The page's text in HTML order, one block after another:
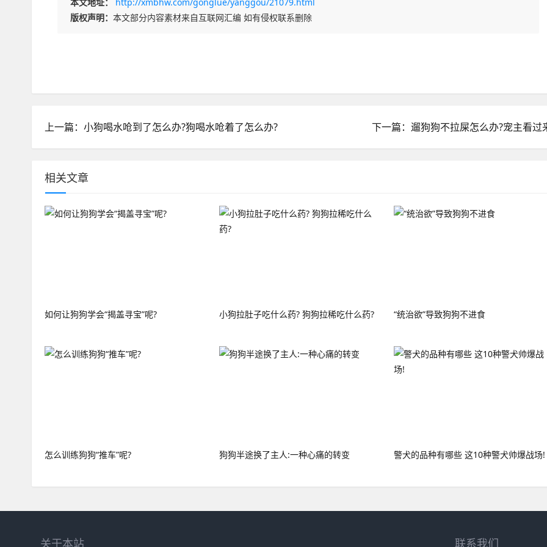
版权声明： 本文部分内容素材来自互联网汇编 如有侵权联系删除
上一篇：小狗喝水呛到了怎么办?狗喝水呛着了怎么办? 下一篇：遛狗狗不拉屎怎么办?宠主看过
相关文章
如何让狗狗学会“揭盖寻宝”呢? 小狗拉肚子吃什么药? 狗狗拉稀吃什么药? “统治欲”导致狗狗不进食
怎么训练狗狗“推车”呢? 狗狗半途换了主人:一种心痛的转变 警犬的品种有哪些 这10种警犬帅爆战场!
关于本站 联系我们